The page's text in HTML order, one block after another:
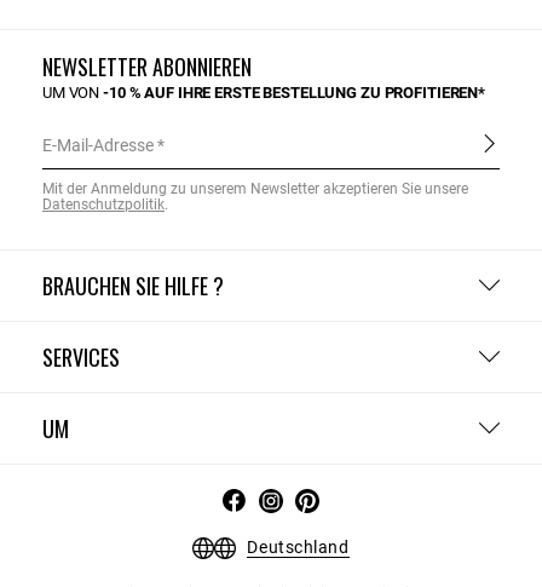
BRAUCHEN SIE HILFE ?
SERVICES
UM
NEWSLETTER ABONNIEREN
UM VON-10 % AUF IHRE ERSTE BESTELLUNG ZU PROFITIEREN*
E-Mail-Adresse
Mit der Anmeldung zu unserem Newsletter akzeptieren Sie unsere
Datenschutzpolitik.
Deutschland